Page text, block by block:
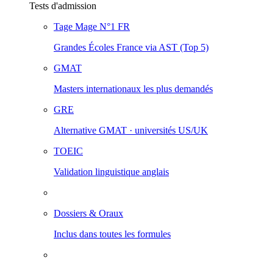
Tests d'admission
Tage Mage N°1 FR
Grandes Écoles France via AST (Top 5)
GMAT
Masters internationaux les plus demandés
GRE
Alternative GMAT · universités US/UK
TOEIC
Validation linguistique anglais
Dossiers & Oraux
Inclus dans toutes les formules